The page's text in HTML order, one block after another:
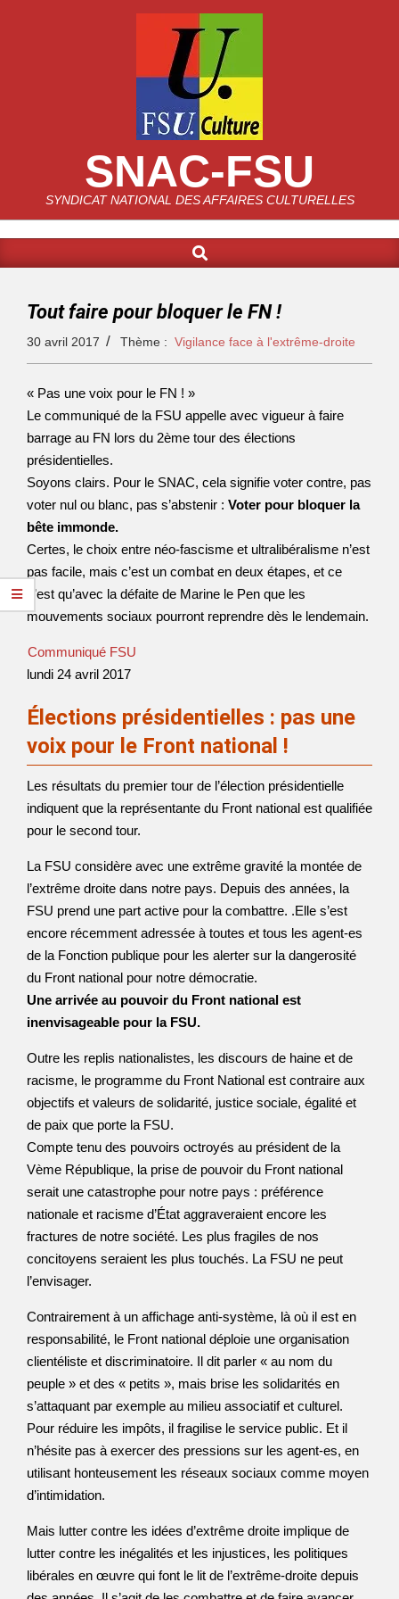
SNAC-FSU
SYNDICAT NATIONAL DES AFFAIRES CULTURELLES
Tout faire pour bloquer le FN !
30 avril 2017 Thème : Vigilance face à l'extrême-droite
« Pas une voix pour le FN ! »
Le communiqué de la FSU appelle avec vigueur à faire
barrage au FN lors du 2ème tour des élections
présidentielles.
Soyons clairs. Pour le SNAC, cela signifie voter contre, pas
voter nul ou blanc, pas s’abstenir : Voter pour bloquer la
bête immonde.
Certes, le choix entre néo-fascisme et ultralibéralisme n’est
pas facile, mais c’est un combat en deux étapes, et ce
n’est qu’avec la défaite de Marine le Pen que les
mouvements sociaux pourront reprendre dès le lendemain.
Communiqué FSU
lundi 24 avril 2017
Élections présidentielles : pas une
voix pour le Front national !
Les résultats du premier tour de l’élection présidentielle
indiquent que la représentante du Front national est qualifiée
pour le second tour.
La FSU considère avec une extrême gravité la montée de
l’extrême droite dans notre pays. Depuis des années, la
FSU prend une part active pour la combattre. .Elle s’est
encore récemment adressée à toutes et tous les agent-es
de la Fonction publique pour les alerter sur la dangerosité
du Front national pour notre démocratie.
Une arrivée au pouvoir du Front national est
inenvisageable pour la FSU.
Outre les replis nationalistes, les discours de haine et de
racisme, le programme du Front National est contraire aux
objectifs et valeurs de solidarité, justice sociale, égalité et
de paix que porte la FSU.
Compte tenu des pouvoirs octroyés au président de la
Vème République, la prise de pouvoir du Front national
serait une catastrophe pour notre pays : préférence
nationale et racisme d’État aggraveraient encore les
fractures de notre société. Les plus fragiles de nos
concitoyens seraient les plus touchés. La FSU ne peut
l’envisager.
Contrairement à un affichage anti-système, là où il est en
responsabilité, le Front national déploie une organisation
clientéliste et discriminatoire. Il dit parler « au nom du
peuple » et des « petits », mais brise les solidarités en
s’attaquant par exemple au milieu associatif et culturel.
Pour réduire les impôts, il fragilise le service public. Et il
n’hésite pas à exercer des pressions sur les agent-es, en
utilisant honteusement les réseaux sociaux comme moyen
d’intimidation.
Mais lutter contre les idées d’extrême droite implique de
lutter contre les inégalités et les injustices, les politiques
libérales en œuvre qui font le lit de l’extrême-droite depuis